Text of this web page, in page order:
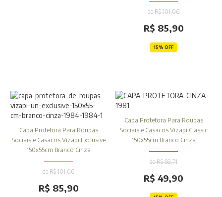
de R$ 101,06
R$ 85,90
15% OFF
Capa Protetora Para Roupas
Sociais e Casacos Vizapi Exclusive
150x55cm Branco Cinza
de R$ 101,06
R$ 85,90
Capa Protetora Para Roupas
Sociais e Casacos Vizapi Classic
150x55cm Branco Cinza
de R$ 58,71
R$ 49,90